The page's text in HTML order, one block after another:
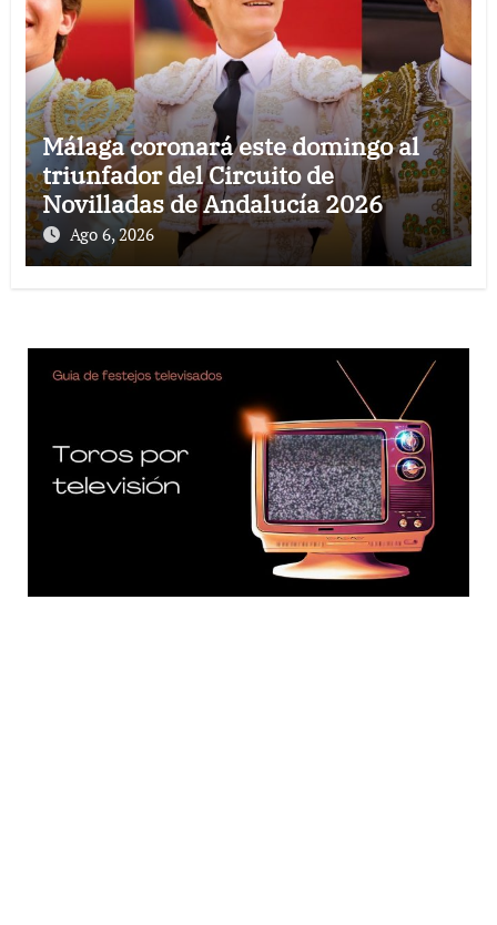
Málaga coronará este domingo al
triunfador del Circuito de
Novilladas de Andalucía 2026
Ago 6, 2026